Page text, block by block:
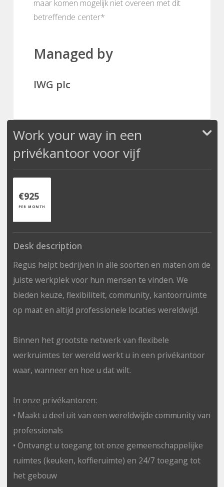
maar komen mogelijk niet overeen met dit
betreffende center*
Managed by
IWG plc
Work your way in een
privékantoor voor vijf
€925
PER MONTH
Desk description
Regus helpt bedrijven in alle soorten en maten om de
juiste werkplek voor hun mensen te vinden. We
bieden keuze, flexibiliteit, community, kantoorruimte
op maat en altijd professionele locaties wereldwijd.
Binnen het grootste netwerk van flexibele
werkruimtes ter wereld werkt u in een privékantoor
waar, wanneer en hoe u dat wilt.
In onze privékantoren:
• Maakt u deel uit van een wereldwijde community van
professionals
• Ontvangt u toegang tot onze gemeenschappelijke
ruimtes (keuken, koffieruimte) en 24/7 toegang tot
het gebouw